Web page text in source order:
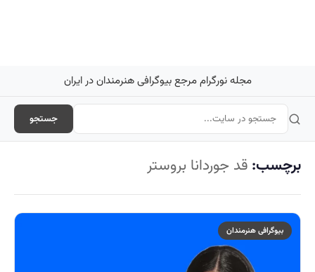
مجله نورگرام مرجع بیوگرافی هنرمندان در ایران
جستجو
برچسب: قد جوردانا بروستر
بیوگرافی هنرمندان